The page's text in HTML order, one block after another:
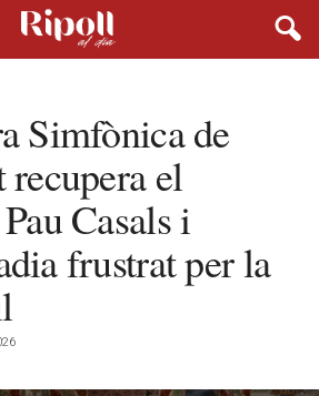
Simfònica de
recupera el
Casals i
frustrat per la